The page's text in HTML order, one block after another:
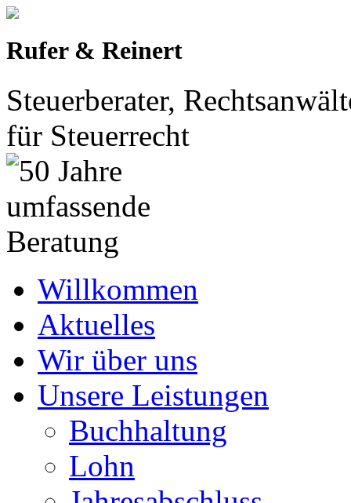
Rufer & Reinert
Steuerberater,
für Steuerrecht
Willkommen
Aktuelles
Wir über uns
Unsere Leistungen
Buchhaltung
Lohn